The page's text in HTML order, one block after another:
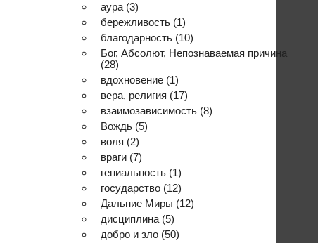
аура (3)
бережливость (1)
благодарность (10)
Бог, Абсолют, Непознаваемая причина
(28)
вдохновение (1)
вера, религия (17)
взаимозависимость (8)
Вождь (5)
воля (2)
враги (7)
гениальность (1)
государство (12)
Дальние Миры (12)
дисциплина (5)
добро и зло (50)